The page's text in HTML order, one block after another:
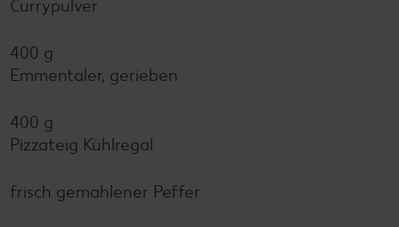
Currypulver
400 g
Emmentaler, gerieben
400 g
Pizzateig Kühlregal
frisch gemahlener Peffer